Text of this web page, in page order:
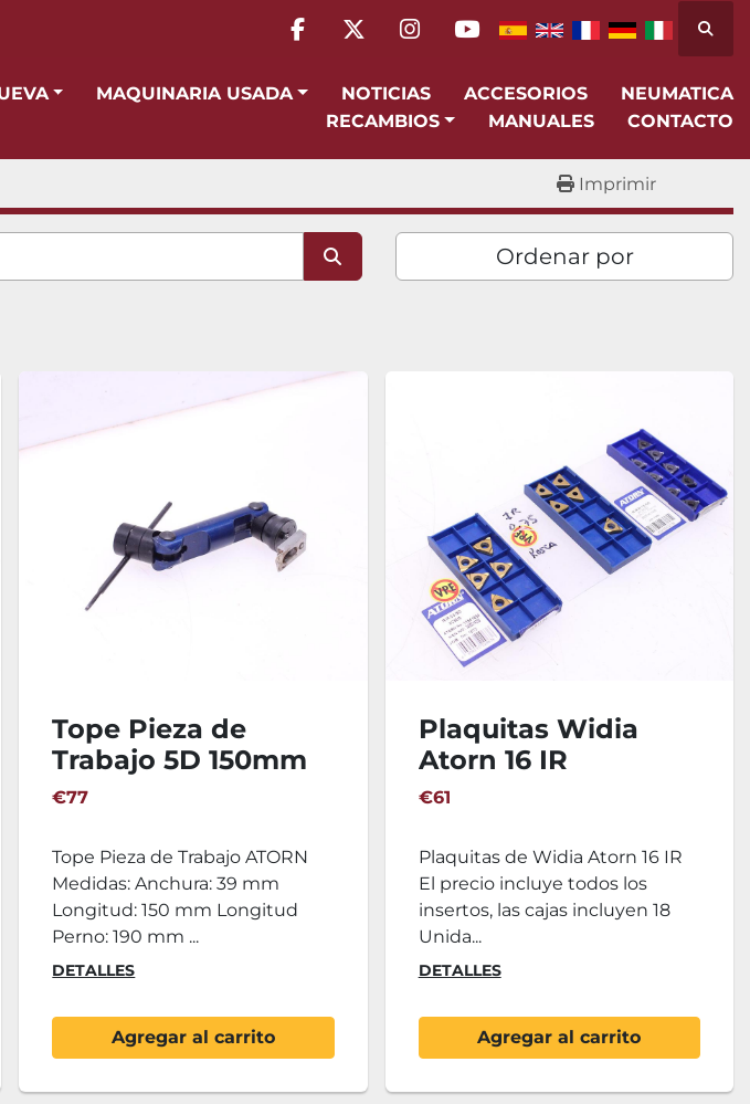
facebook
twitterinstagram
youtube
MAQUINARIA USADA NOTICIAS ACCESORIOS
NEUMATICA
RECAMBIOS
MANUALES CONTACTO
Imprimir
Ordenar por
Tope Pieza de
Trabajo 5D 150mm
ATORN - 2
€77
Tope Pieza de Trabajo ATORN
Medidas: Anchura: 39 mm
Longitud: 150 mm Longitud
Perno: 190 mm ...
DETALLES
Agregar al carrito
Plaquitas Widia
Atorn 16 IR
€61
Plaquitas de Widia Atorn 16 IR
El precio incluye todos los
insertos, las cajas incluyen 18
Unida...
DETALLES
Agregar al carrito